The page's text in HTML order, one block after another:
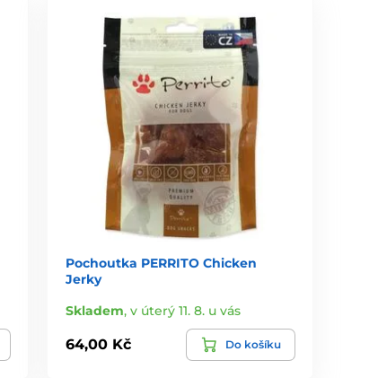
Pochoutka PERRITO Chicken
Jerky
Skladem,v úterý 11. 8. u vás
64,00 Kč Do košíku